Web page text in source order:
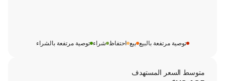
بيع احتفاظ شراء توصية مرتفعة بالشراء
المستهدف